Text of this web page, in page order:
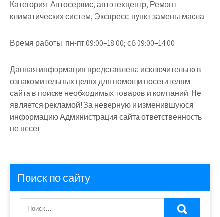
Категория:Автосервис, автотехцентр, Ремонт
климатических систем, Экспресс-пункт замены масла
Время работы: пн-пт 09:00–18:00; сб 09:00–14:00
Данная информация представлена исключительно в
ознакомительных целях для помощи посетителям
сайта в поиске необходимых товаров и компаний. Не
является рекламой! За неверную и изменившуюся
информацию Администрация сайта ответственность
не несет.
Поиск по сайту